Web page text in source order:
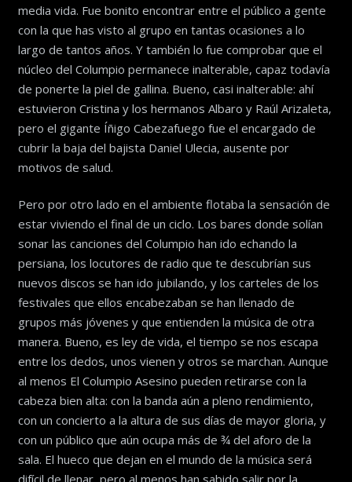
media vida. Fue bonito encontrar entre el público a gente
con la que has visto al grupo en tantas ocasiones a lo
largo de tantos años. Y también lo fue comprobar que el
núcleo del Columpio permanece inalterable, capaz todavía
de ponerte la piel de gallina. Bueno, casi inalterable: ahí
estuvieron Cristina y los hermanos Albaro y Raúl Arizaleta,
pero el gigante Íñigo Cabezafuego fue el encargado de
cubrir la baja del bajista Daniel Ulecia, ausente por
motivos de salud.
Pero por otro lado en el ambiente flotaba la sensación de
estar viviendo el final de un ciclo. Los bares donde solían
sonar las canciones del Columpio han ido echando la
persiana, los locutores de radio que te descubrían sus
nuevos discos se han ido jubilando, y los carteles de los
festivales que ellos encabezaban se han llenado de
grupos más jóvenes y que entienden la música de otra
manera. Bueno, es ley de vida, el tiempo se nos escapa
entre los dedos, unos vienen y otros se marchan. Aunque
al menos El Columpio Asesino pueden retirarse con la
cabeza bien alta: con la banda aún a pleno rendimiento,
con un concierto a la altura de sus días de mayor gloria, y
con un público que aún ocupa más de ¾ del aforo de la
sala. El hueco que dejan en el mundo de la música será